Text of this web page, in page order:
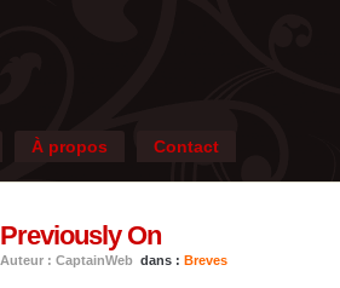
À propos Contact
Previously On
Auteur : CaptainWeb dans : Breves